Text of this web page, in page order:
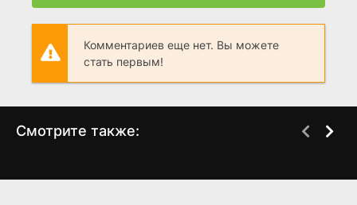
Комментариев еще нет. Вы можете
стать первым!
Смотрите также: